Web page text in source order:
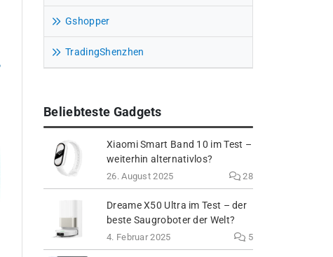
Gshopper
TradingShenzhen
Beliebteste Gadgets
Xiaomi Smart Band 10 im Test –
weiterhin alternativlos?
26. August 2025 28
Dreame X50 Ultra im Test – der
beste Saugroboter der Welt?
4. Februar 2025 5